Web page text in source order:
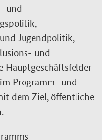
und
Jugendpolitik,
und
Hauptgeschäftsfelder
Programm- und
dem Ziel, öffentliche